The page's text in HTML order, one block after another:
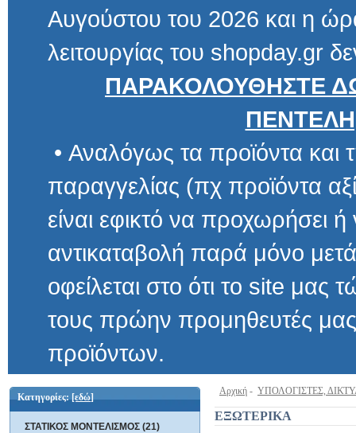
Αυγούστου του 2026 και η
λειτουργίας του shopday.gr
ΠΑΡΑΚΟΛΟΥΘΗΣΤΕ
• Αναλόγως τα προϊόντα και
παραγγελίας (πχ προϊόντα αξίας
είναι εφικτό να προχωρήσει ή να
αντικαταβολή παρά μόνο μετά
οφείλεται στο ότι το site μας τώρα
τους πρώην προμηθευτές μας
προϊόντων.
Κατηγορίες:[εδώ]
ΣΤΑΤΙΚΟΣ ΜΟΝΤΕΛΙΣΜΟΣ (21)
Αρχική - ΥΠΟΛΟΓΙΣΤΕΣ,
ΕΞΩΤΕΡΙΚΑ